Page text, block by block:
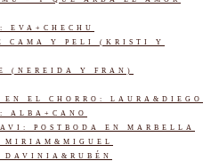
EVA+CHECHU
CAMA Y PELI (KRISTI Y
(NEREIDA Y FRAN)
EN EL CHORRO: LAURA&DIEGO
ALBA+CANO
POSTBODA EN MARBELLA
MIRIAM&MIGUEL
DAVINIA&RUBÉN